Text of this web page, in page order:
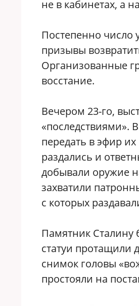
не в кабинетах, а
Постепенно число
призывы
Организованные
восстание.
Вечером 23-го,
«последствиями».
передать в эфир
раздались и
добывали оружие
захватили
с которых
Памятник Сталину
статуи протащили
снимок головы
простояли на